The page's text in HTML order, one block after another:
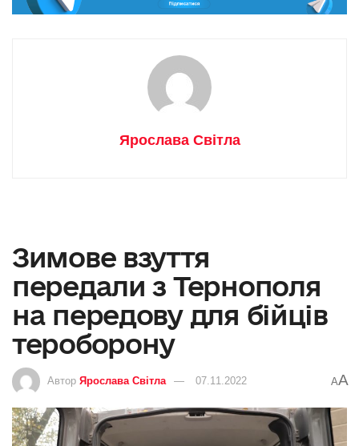
Ярослава Світла
Зимове взуття
передали з Тернополя
на передову для бійців
тероборону
Автор Ярослава Світла 07.11.2022 AA